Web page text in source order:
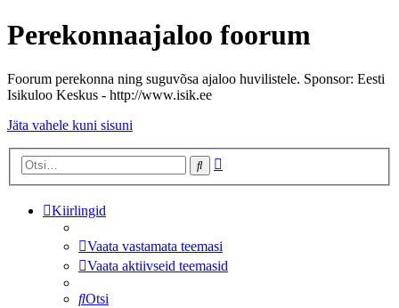
Perekonnaajaloo foorum
Foorum perekonna ning suguvõsa ajaloo huvilistele. Sponsor: Eesti
Isikuloo Keskus - http://www.isik.ee
Jäta vahele kuni sisuni
Otsi
Kiirlingid
Vaata vastamata teemasi
Vaata aktiivseid teemasid
Otsi